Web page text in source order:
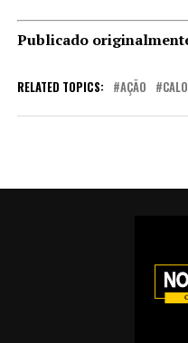
Publicado
RELATED TOPICS: AÇÃO